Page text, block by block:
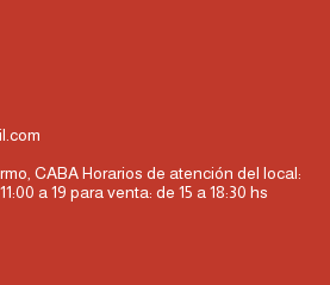
CABA Horarios de atención del local:
a 19 para venta: de 15 a 18:30 hs